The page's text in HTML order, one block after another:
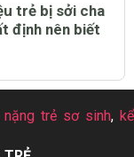
trẻ bị sởi cha
định nên biết
nặng trẻ sơ sinh,kể